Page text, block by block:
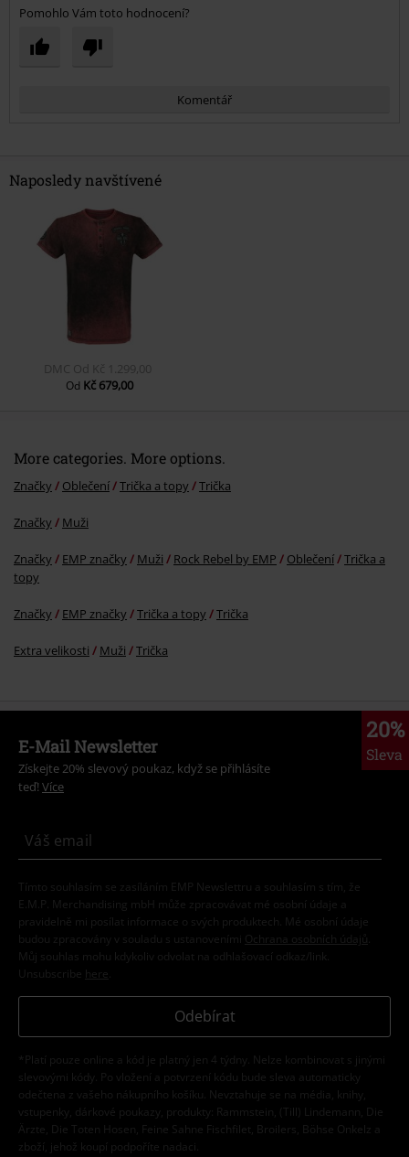
Pomohlo Vám toto hodnocení?
Komentář
Naposledy navštívené
DMC Od Kč 1.299,00
Od Kč 679,00
More categories. More options.
Značky Oblečení Trička a topy Trička
Značky Muži
Značky EMP značky Muži Rock Rebel by EMP Oblečení
Trička a
topy
Značky EMP značky Trička a topy Trička
Extra velikosti Muži Trička
20%
Sleva
E-Mail Newsletter
Získejte 20% slevový poukaz, když se přihlásíte
teď! Více
Tímto souhlasím se zasíláním EMP Newslettru a souhlasím s tím, že
E.M.P. Merchandising mbH může zpracovávat mé osobní údaje a
pravidelně mi posílat informace o svých produktech. Mé osobní údaje
budou zpracovány v souladu s ustanoveními
Ochrana osobních údajů
Můj souhlas mohu kdykoliv odvolat na odhlašovací odkaz/link.
Unsubscribe here
Odebírat
*Platí pouze online a kód je platný jen 4 týdny. Nelze kombinovat s jinými
slevovými kódy. Po vložení a potvrzení kódu bude sleva automaticky
odečtena z vašeho nákupního košíku. Nevztahuje se na média, knihy,
vstupenky, dárkové poukazy, produkty: Rammstein, (Till) Lindemann, Die
Ärzte, Die Toten Hosen, Feine Sahne Fischfilet, Broilers, Böhse Onkelz a
zboží, jehož koupí podpoříte nadaci.